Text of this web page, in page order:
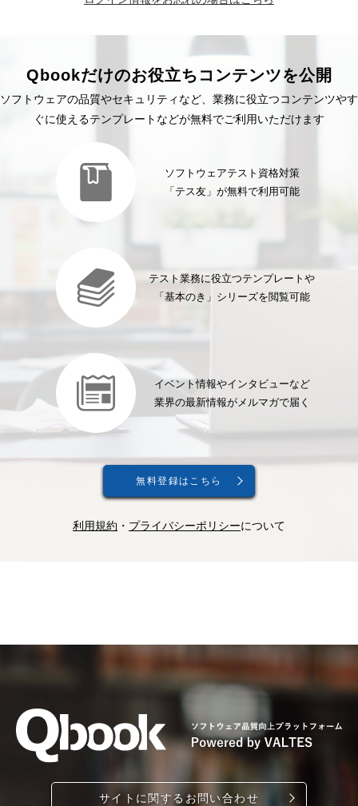
Qbookだけのお役立ちコンテンツを公開
ソフトウェアの品質やセキュリティなど、業務に役立つコンテンツやす
ぐに使えるテンプレートなどが無料でご利用いただけます
ソフトウェアテスト資格対策
「テス友」が無料で利用可能
テスト業務に役立つテンプレートや
「基本のき」シリーズを閲覧可能
イベント情報やインタビューなど
業界の最新情報がメルマガで届く
無料登録はこちら
利用規約 ・ プライバシーポリシーについて
サイトに関するお問い合わせ